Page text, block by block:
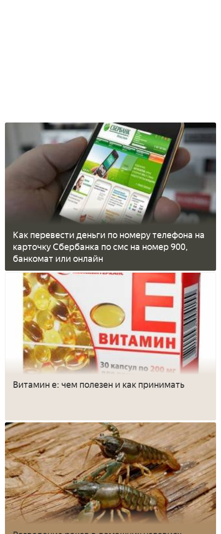
Как перевести деньги по номеру телефона на
карточку Сбербанка по смс на номер 900,
банкомат или онлайн
Витамин е: чем полезен и как принимать